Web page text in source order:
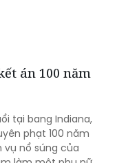
án 100 năm
tại bang Indiana,
phạt 100 năm
vụ nổ súng của